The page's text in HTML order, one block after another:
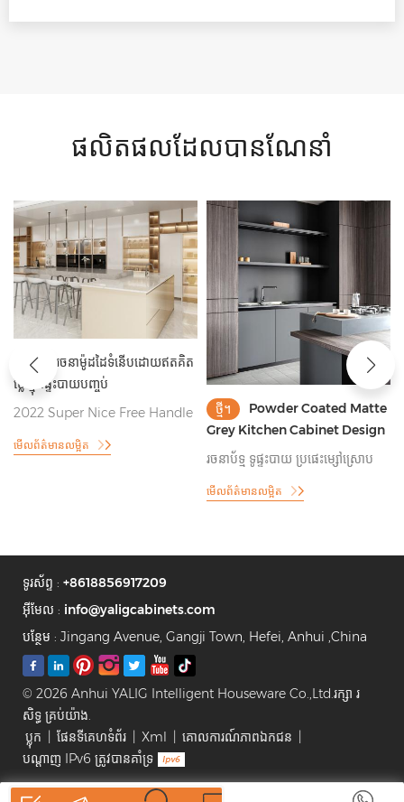
ផលិតផលដែលបានណែនាំ
ថ្មី។
រចនាម៉ូដដៃទំនើបដោយឥតគិត
ថ្លៃ ខ្មុកផ្ទះបាយបញ្ចប់
2022 Super Nice Free Handle
មើលព័ត៌មានលម្អិត
ថ្មី។
Powder Coated Matte
Grey Kitchen Cabinet Design
រចនាប័ទ្ម ទូផ្ទះបាយ ប្រផេះម្សៅស្រោប
មើលព័ត៌មានលម្អិត
ទូរស័ព្ទ : +8618856917209
អ៊ីមែល : info@yaligcabinets.com
បន្ថែម : Jingang Avenue, Gangji Town, Hefei, Anhui ,China
© 2026 Anhui YALIG Intelligent Houseware Co.,Ltd.រក្សា រ
សិទ្ធ គ្រប់យ៉ាង.
ប្លុក
ផែនទីគេហទំព័រ Xml គោលការណ៍​ភាព​ឯកជន
បណ្តាញ IPv6 ត្រូវបានគាំទ្រ